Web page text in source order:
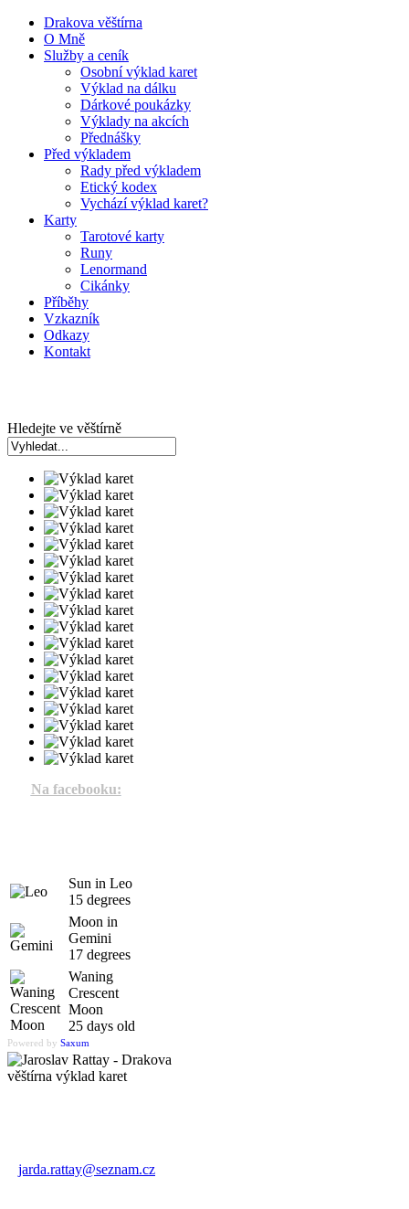
Drakova věštírna
O Mně
Služby a ceník
Osobní výklad karet
Výklad na dálku
Dárkové poukázky
Výklady na akcích
Přednášky
Před výkladem
Rady před výkladem
Etický kodex
Vychází výklad karet?
Karty
Tarotové karty
Runy
Lenormand
Cikánky
Příběhy
Vzkazník
Odkazy
Kontakt
Hledejte ve věštírně
Na facebooku:
Sun in Leo
15 degrees
Moon in
Gemini
17 degrees
Waning
Crescent
Moon
25 days old
Powered by Saxum
jarda.rattay@seznam.cz